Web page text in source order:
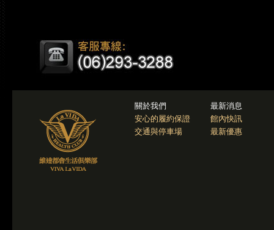
關於我們
安心的履約保證
交通與停車場
最新消息
館內快訊
最新優惠